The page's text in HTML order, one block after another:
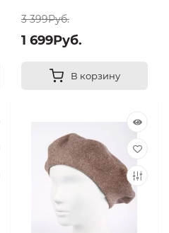
3 399Руб.
1 699Руб.
В корзину